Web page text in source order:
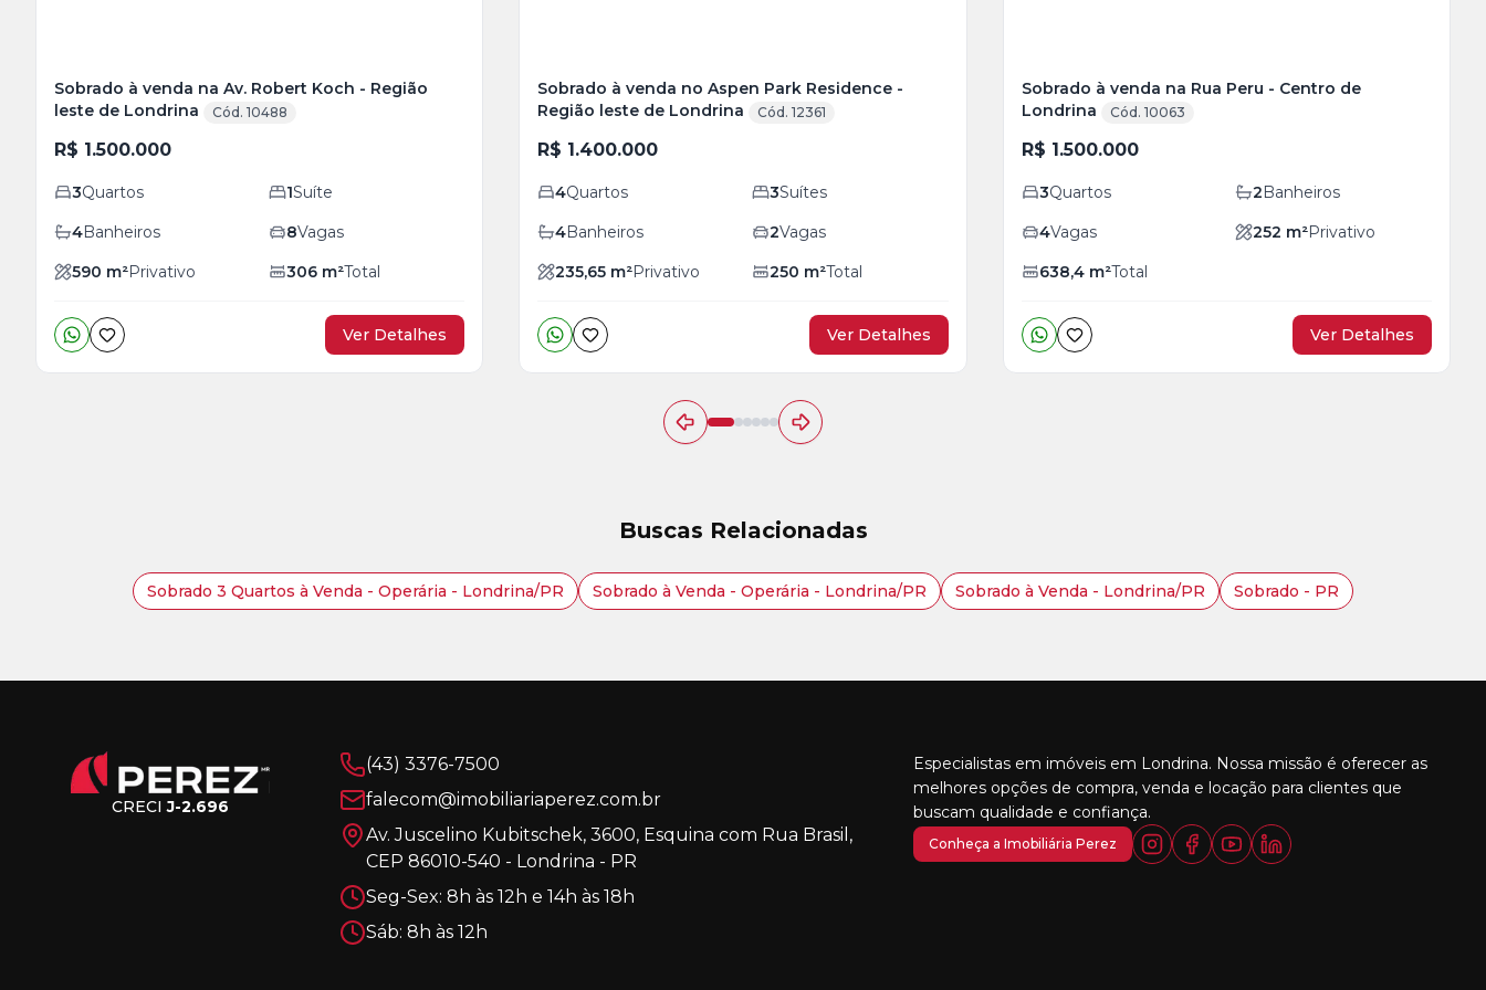
Sobrado à venda na Av. Robert Koch - Região
leste de Londrina
Cód. 10488
R$ 1.500.000
3Quartos 1Suíte
4Banheiros 8Vagas
590 m²Privativo 306m²Total
Ver Detalhes
Sobrado à venda no Aspen Park Residence -
Região leste de Londrina
Cód. 12361
R$ 1.400.000
4Quartos 3Suítes
4Banheiros 2Vagas
235,65 m²Privativo 250 m²Total
Ver Detalhes
Sobrado à venda na Rua Peru - Centro de
Londrina
Cód. 10063
R$ 1.500.000
3Quartos 2Banheiros
4Vagas 252 m²Privativo
638,4m²Total
Ver Detalhes
Buscas Relacionadas
Sobrado 3 Quartos à Venda - Operária - Londrina/PR Sobrado à Venda - Operária - Londrina/PR Sobrado à Venda - Londrina/PR Sobrado - PR
CRECIJ-2.696
(43) 3376-7500
falecom@imobiliariaperez.com.br
Av. Juscelino Kubitschek, 3600, Esquina com Rua Brasil,
CEP 86010-540 - Londrina - PR
Seg-Sex: 8h às 12h e 14h às 18h
Sáb: 8h às 12h
Especialistas em imóveis em Londrina. Nossa missão é oferecer as
melhores opções de compra, venda e locação para clientes que
buscam qualidade e confiança.
Conheça a Imobiliária Perez